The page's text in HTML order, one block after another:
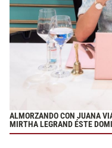
ALMORZANDO CON JUANA
MIRTHA LEGRAND ÉSTE